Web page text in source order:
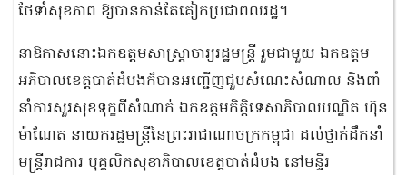
ថែទាំសុខភាព ឱ្យបានកាន់តែគៀកប្រជាពលរដ្ឋ។
នាឱកាសនោះឯកឧត្តមសាស្រ្តាចារ្យរដ្ឋមន្រ្តី​ រួមជាមួយ​ ឯកឧត្តម
អភិបាលខេត្ត​បាត់ដំបងក៏បានអញ្ជើញជួបសំណេះសំណាល និងពាំ
នាំការសួរសុខទុក្ខពីសំណាក់ ឯកឧត្តមកិត្តិទេសាភិបាលបណ្ឌិត ហ៊ុន
ម៉ាណែត នាយករដ្ឋមន្រ្តីនៃព្រះរាជាណាចក្រកម្ពុជា ដល់ថ្នាក់ដឹកនាំ
មន្រ្តីរាជការ បុគ្គលិកសុខាភិបាលខេត្តបាត់ដំបង​ នៅមន្ទីរ